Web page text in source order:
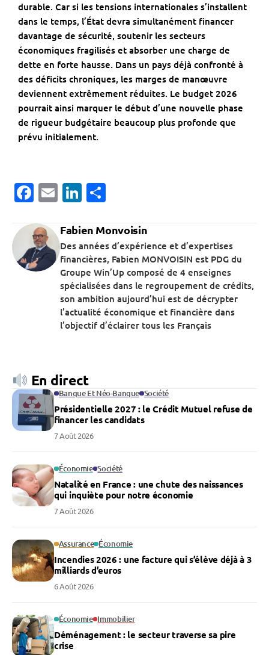
durable. Car si les tensions internationales s’installent
dans le temps, l’État devra simultanément financer
davantage de sécurité, soutenir les secteurs
économiques fragilisés et absorber une charge de
dette en forte hausse. Dans un pays déjà confronté à
des déficits chroniques, les marges de manœuvre
deviennent extrêmement réduites. Le budget 2026
pourrait ainsi marquer le début d’une nouvelle phase
de rigueur budgétaire beaucoup plus profonde que
prévu initialement.
Facebook
EmailLinkedIn
Fabien Monvoisin
Des années d’expérience et d’expertises
financières, Fabien MONVOISIN est PDG du
Groupe Win’Up composé de 4 enseignes
spécialisées dans le regroupement de crédits,
son ambition aujourd’hui est de décrypter
l’actualité économique et financière dans
l’objectif d’éclairer tous les Français
En direct
Banque Et Néo-Banque Société
Présidentielle 2027 : le Crédit Mutuel refuse de
financer les candidats
7 Août 2026
Économie Société
Natalité en France : une chute des naissances
qui inquiète pour notre économie
7 Août 2026
Assurance Économie
Incendies 2026 : une facture qui s’élève déjà à 3
milliards d’euros
6 Août 2026
Économie Immobilier
Déménagement : le secteur traverse sa pire
crise